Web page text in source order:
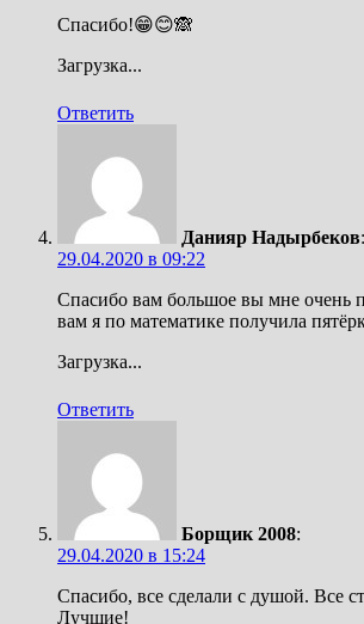
Спасибо!😁😊🙈
Загрузка...
Ответить
Данияр Надырбеков:
29.04.2020 в 09:22
Спасибо вам большое вы мне очень
вам я по математике получила
Загрузка...
Ответить
Борщик 2008:
29.04.2020 в 15:24
Спасибо, все сделали с душой. Все
Лучшие!